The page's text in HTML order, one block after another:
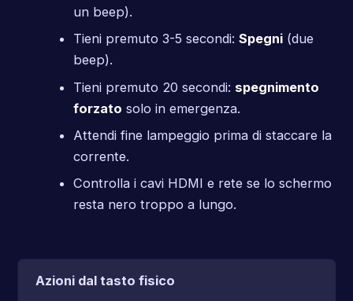
un beep).
Tieni premuto 3-5 secondi: Spegni(due
beep).
Tieni premuto 20 secondi: spegnimento
forzato solo in emergenza.
Attendi fine lampeggio prima di staccare la
corrente.
Controlla i cavi HDMI e rete se lo schermo
resta nero troppo a lungo.
Azioni dal tasto fisico